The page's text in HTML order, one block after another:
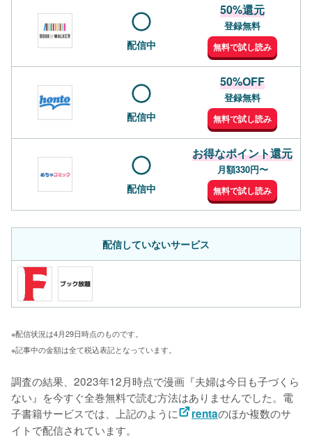
配信中
50%還元
登録無料
無料で試し読み
配信中
50%OFF
登録無料
無料で試し読み
配信中
お得なポイント還元
月額330円〜
無料で試し読み
配信していないサービス
※配信状況は4月29日時点のものです。
※記事中の金額は全て税込表記となっています。
調査の結果、2023年12月時点で漫画『夫婦は今日も子づくら
ない』を今すぐ全巻無料で読む方法はありませんでした。電
子書籍サービスでは、上記のように
rentaのほか複数のサ
イトで配信されています。